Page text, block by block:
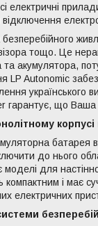
електричні
тощо. Це
та акумулятора,
LP Autonomic
гарантує, що Ваша
корпусі
батарея
до нього
моделі для
компактним і має
електричних